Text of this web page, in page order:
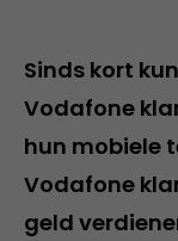
Sinds kort
Vodafone
hun mobiele
Vodafone
geld